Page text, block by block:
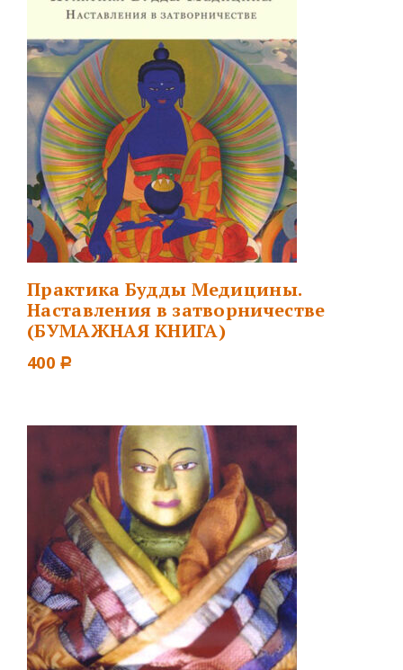
Практика Будды Медицины.
Наставления в затворничестве
(БУМАЖНАЯ КНИГА)
400 Р